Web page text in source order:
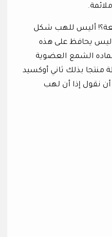
أليس للهب شكل
يحافظ على هذه
الشمع العضوية
منتجا بذلك ثاني أوكسيد
أن نقول إذا أن لهب